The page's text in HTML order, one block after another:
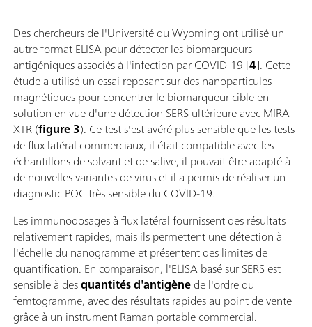
Des chercheurs de l'Université du Wyoming ont utilisé un
autre format ELISA pour détecter les biomarqueurs
antigéniques associés à l'infection par COVID-19 [4]. Cette
étude a utilisé un essai reposant sur des nanoparticules
magnétiques pour concentrer le biomarqueur cible en
solution en vue d'une détection SERS ultérieure avec MIRA
XTR (figure 3). Ce test s'est avéré plus sensible que les tests
de flux latéral commerciaux, il était compatible avec les
échantillons de solvant et de salive, il pouvait être adapté à
de nouvelles variantes de virus et il a permis de réaliser un
diagnostic POC très sensible du COVID-19.
Les immunodosages à flux latéral fournissent des résultats
relativement rapides, mais ils permettent une détection à
l'échelle du nanogramme et présentent des limites de
quantification. En comparaison, l'ELISA basé sur SERS est
sensible à desquantités d'antigènede l'ordre du
femtogramme, avec des résultats rapides au point de vente
grâce à un instrument Raman portable commercial.